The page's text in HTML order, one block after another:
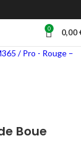
0 0,00
Boue